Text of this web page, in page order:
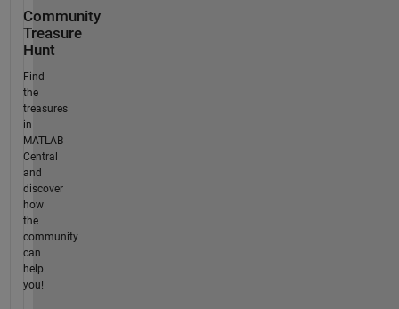
Community
Treasure
Hunt
Find
the
treasures
in
MATLAB
Central
and
discover
how
the
community
can
help
you!